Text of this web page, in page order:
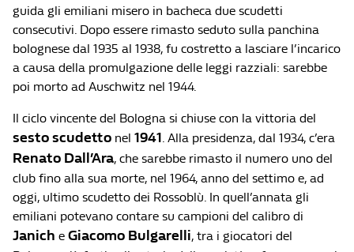
guida gli emiliani misero in bacheca due scudetti
consecutivi. Dopo essere rimasto seduto sulla panchina
bolognese dal 1935 al 1938, fu costretto a lasciare l’incarico
a causa della promulgazione delle leggi razziali: sarebbe
poi morto ad Auschwitz nel 1944.
Il ciclo vincente del Bologna si chiuse con la vittoria del
sesto scudetto nel 1941. Alla presidenza, dal 1934, c’era
Renato Dall’Ara, che sarebbe rimasto il numero uno del
club fino alla sua morte, nel 1964, anno del settimo e, ad
oggi, ultimo scudetto dei Rossoblù. In quell’annata gli
emiliani potevano contare su campioni del calibro di
Janich e Giacomo Bulgarelli, tra i giocatori del